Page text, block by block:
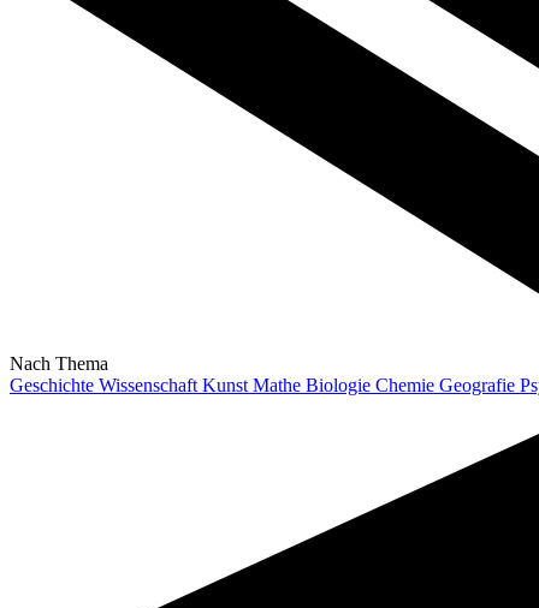
Nach Thema
Geschichte Wissenschaft Kunst Mathe Biologie Chemie Geografie